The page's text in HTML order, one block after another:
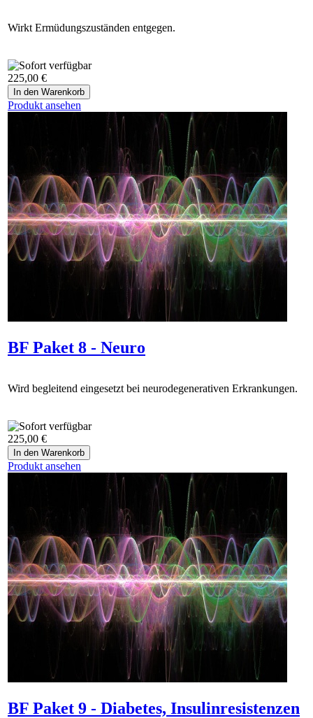
Wirkt Ermüdungszuständen entgegen.
225,00 €
Produkt ansehen
BF Paket 8 - Neuro
Wird begleitend eingesetzt bei neurodegenerativen Erkrankungen.
225,00 €
Produkt ansehen
BF Paket 9 - Diabetes, Insulinresistenzen